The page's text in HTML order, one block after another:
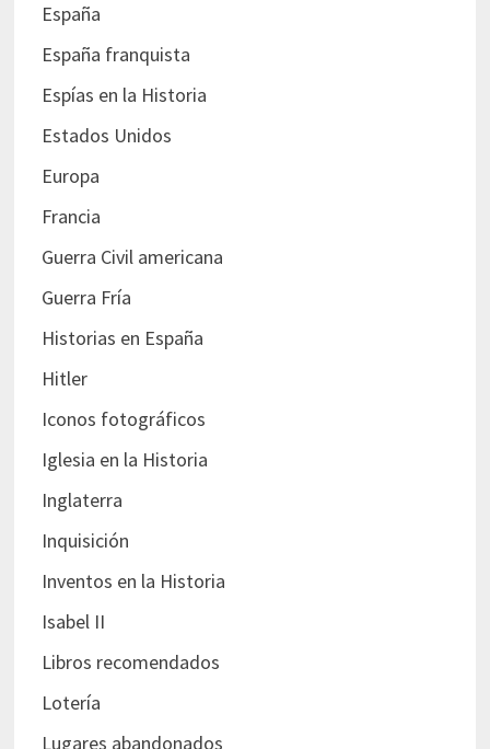
España
España franquista
Espías en la Historia
Estados Unidos
Europa
Francia
Guerra Civil americana
Guerra Fría
Historias en España
Hitler
Iconos fotográficos
Iglesia en la Historia
Inglaterra
Inquisición
Inventos en la Historia
Isabel II
Libros recomendados
Lotería
Lugares abandonados